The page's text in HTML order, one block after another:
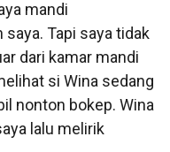
mandi
Tapi saya tidak
dari kamar mandi
si Wina sedang
nonton bokep. Wina
lalu melirik